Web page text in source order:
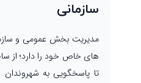
سازمانی
مدیریت بخش عمومی و
های خاص خود را دارد؛ از
تا پاسخگویی به شهروندان